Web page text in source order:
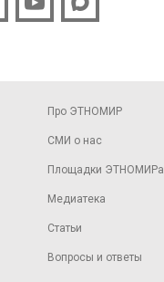
Про ЭТНОМИР
СМИ о нас
Площадки ЭТНОМИРа
Медиатека
Статьи
Вопросы и ответы